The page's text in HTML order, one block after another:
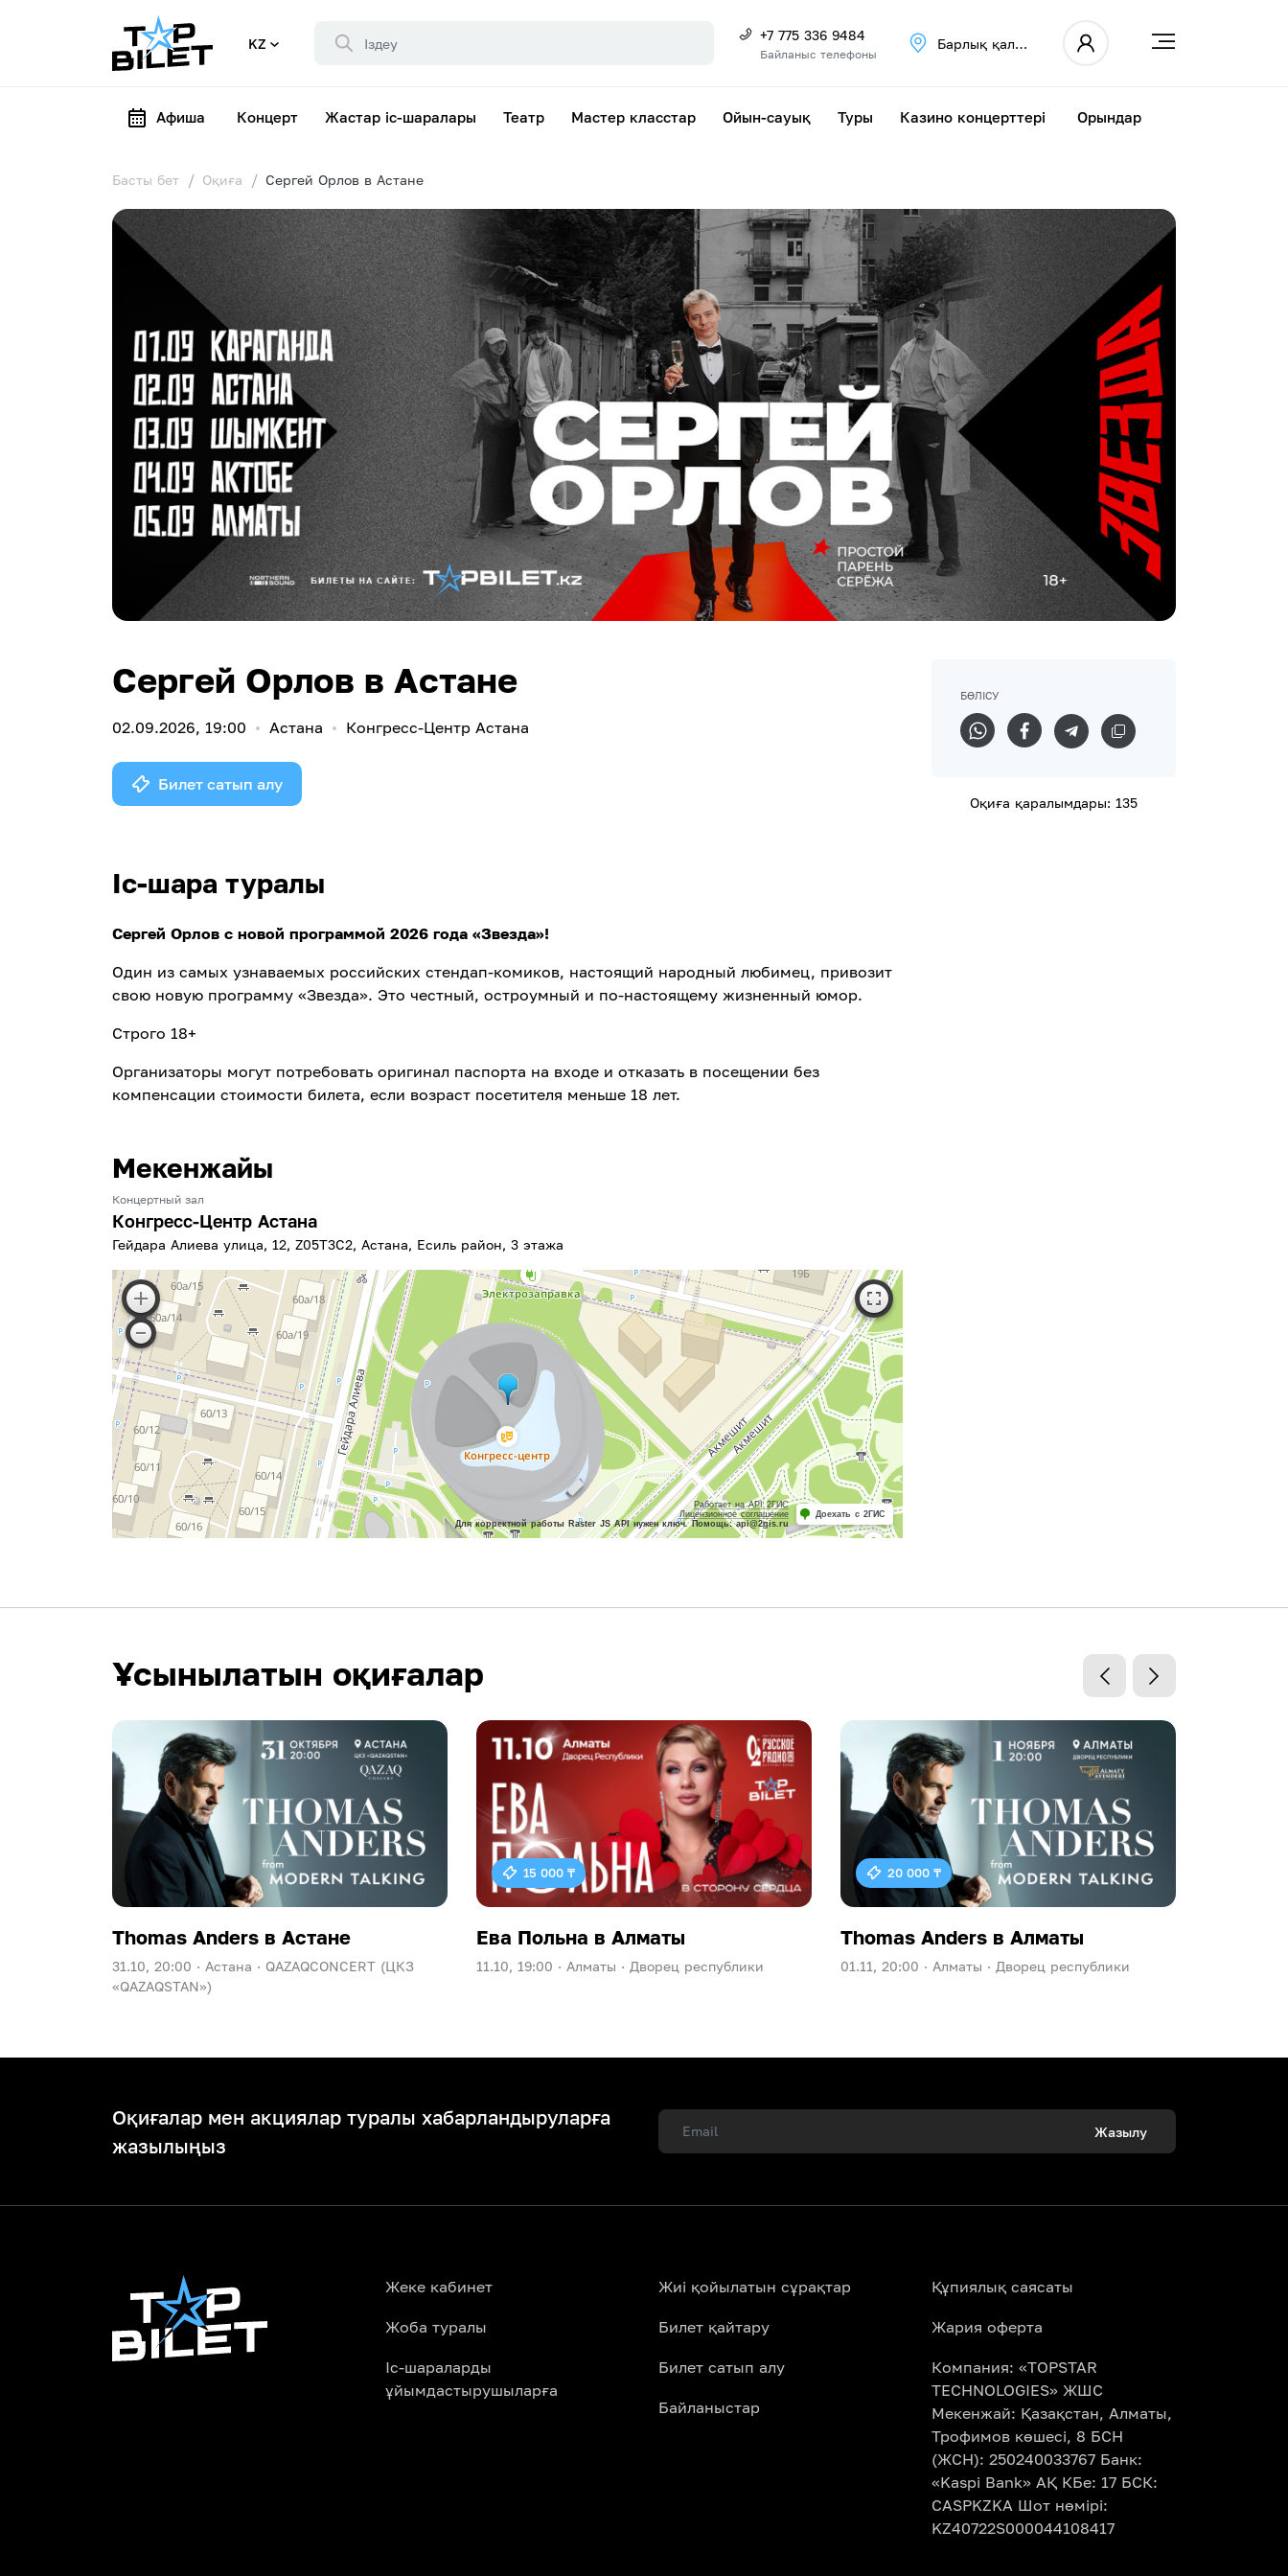
KZ +7 775 336 9484
Байланыс телефоны
Барлық қалалар
Афиша Концерт Жастар іс-шаралары Театр Мастер класстар Ойын-сауық Туры Казино концерттері Орындар
Басты бет Оқиға Сергей Орлов в Астане
Сергей Орлов в Астане
02.09.2026, 19:00 Астана Конгресс-Центр Астана
Билет сатып алу
Іс-шара туралы
Сергей Орлов с новой программой 2026 года «Звезда»!
Один из самых узнаваемых российских стендап-комиков, настоящий народный любимец, привозит
свою новую программу «Звезда». Это честный, остроумный и по-настоящему жизненный юмор.
Строго 18+
Организаторы могут потребовать оригинал паспорта на входе и отказать в посещении без
компенсации стоимости билета, если возраст посетителя меньше 18 лет.
Мекенжайы
Концертный зал
Конгресс-Центр Астана
Гейдара Алиева улица, 12, Z05T3C2, Астана, Есиль район, 3 этажа
Работает на API 2ГИС
Лицензионное соглашение
Для корректной работы Raster JS API нужен ключ. Помощь: api@2gis.ru
Доехать с 2ГИС
БӨЛІСУ
Оқиға қаралымдары: 135
Ұсынылатын оқиғалар
Thomas Anders в Астане
31.10, 20:00 · Астана · QAZAQCONCERT (ЦКЗ
«QAZAQSTAN»)
15 000 ₸
Ева Польна в Алматы
11.10, 19:00 · Алматы · Дворец республики
20 000 ₸
Thomas Anders в Алматы
01.11, 20:00 · Алматы · Дворец республики
Оқиғалар мен акциялар туралы хабарландыруларға
жазылыңыз
Жазылу
Жеке кабинет
Жоба туралы
Іс-шараларды
ұйымдастырушыларға
Жиі қойылатын сұрақтар
Билет қайтару
Билет сатып алу
Байланыстар
Құпиялық саясаты
Жария оферта
Компания: «TOPSTAR
TECHNOLOGIES» ЖШС
Мекенжай: Қазақстан, Алматы,
Трофимов көшесі, 8 БСН
(ЖСН): 250240033767 Банк:
«Kaspi Bank» АҚ КБе: 17 БСК:
CASPKZKA Шот нөмірі:
KZ40722S000044108417